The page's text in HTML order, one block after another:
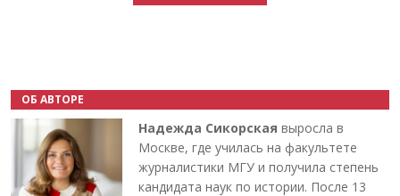
ОБ АВТОРЕ
Надежда Сикорская выросла в
Москве, где училась на факультете
журналистики МГУ и получила степень
кандидата наук по истории. После 13